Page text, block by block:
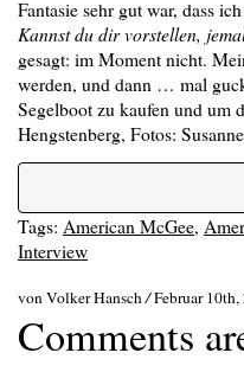
Fantasie sehr gut war, dass
Kannst du dir vorstellen,
gesagt: im Moment nicht.
werden, und dann … mal
Segelboot zu kaufen und um
Hengstenberg, Fotos:
Tags: American McGee,
Interview
von Volker Hansch/Februar
Comments